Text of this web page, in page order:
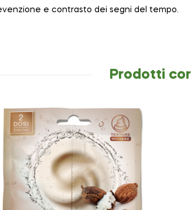
e contrasto dei segni del tempo.
Prodotti